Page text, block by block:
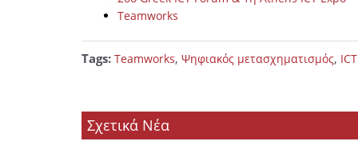
Teamworks
Tags: Teamworks, Ψηφιακός μετασχηματισμός, ICT
Σχετικά Νέα